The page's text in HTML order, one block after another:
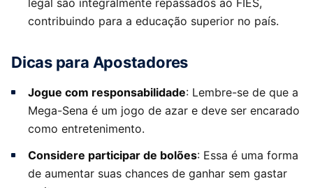
legal são integralmente repassados ao FIES,
contribuindo para a educação superior no país.
Dicas para Apostadores
Jogue com responsabilidade: Lembre-se de que a
Mega-Sena é um jogo de azar e deve ser encarado
como entretenimento.
Considere participar de bolões: Essa é uma forma
de aumentar suas chances de ganhar sem gastar